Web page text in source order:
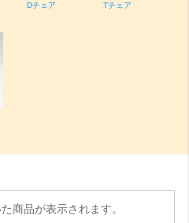
Dチェア Tチェア
商品が表示されます。